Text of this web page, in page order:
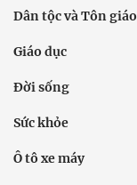
Dân tộc và Tôn giáo
Giáo dục
Đời sống
Sức khỏe
Ô tô xe máy